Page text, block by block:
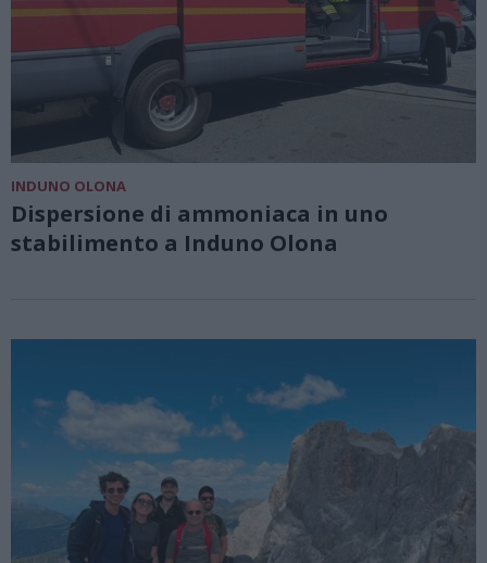
INDUNO OLONA
Dispersione di ammoniaca in uno
stabilimento a Induno Olona